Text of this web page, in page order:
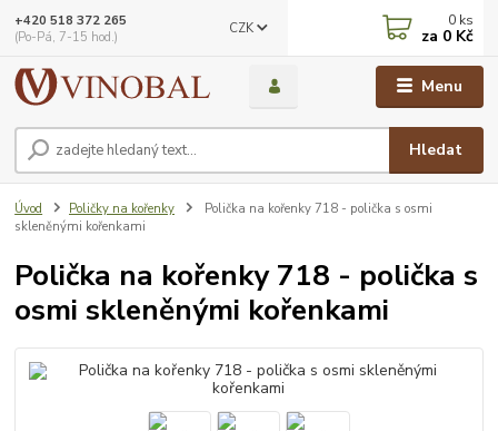
Menu
CZK
Hledat
+420 518 372 265
(Po-Pá, 7-15 hod.)
0 ks
za 0 Kč
Úvod Poličky na kořenky
Polička na kořenky 718 - polička s osmi
skleněnými kořenkami
Polička na kořenky 718 - polička s
osmi skleněnými kořenkami